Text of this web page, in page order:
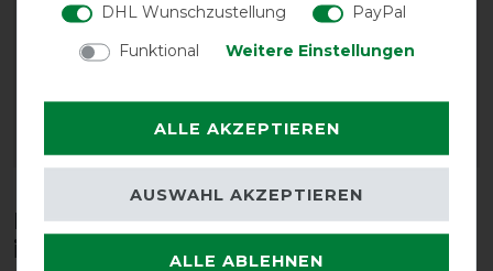
Scarf - navy
79,99 € *
Stück
vorher 26,95 €
Diese Produkte könnten dich auch
interessieren
DHL Wunschzustellung
PayPal
Funktional
Weitere Einstellungen
ALLE AKZEPTIEREN
ALLE ABLEHNEN
AUSWAHL AKZEPTIEREN